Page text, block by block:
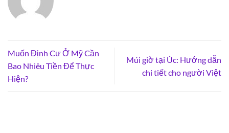
Muốn Định Cư Ở Mỹ Cần
Bao Nhiêu Tiền Để Thực
Hiện?
Múi giờ tại Úc: Hướng dẫn
chi tiết cho người Việt